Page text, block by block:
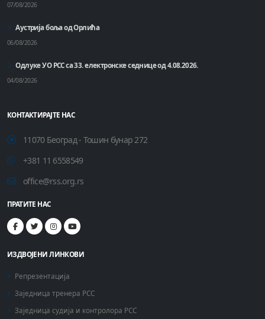
07/08/2026
Аустрија боља од Орлића
06/08/2026
Одлуке УО РСС са 33. електронске седнице од 4.08.2026.
04/08/2026
КОНТАКТИРАЈТЕ НАС
11070 Београд - Тошин бунар 272
+381 11 6558549
office@rss.org.rs
ПРАТИТЕ НАС
ИЗДВОЈЕНИ ЛИНКОВИ
Репрезентација
Заједница тренера РСС
Заједница судија и контролора РСС